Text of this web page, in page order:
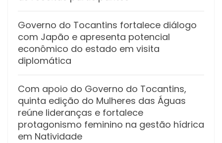
Governo do Tocantins fortalece diálogo
com Japão e apresenta potencial
econômico do estado em visita
diplomática
Com apoio do Governo do Tocantins,
quinta edição do Mulheres das Águas
reúne lideranças e fortalece
protagonismo feminino na gestão hídrica
em Natividade